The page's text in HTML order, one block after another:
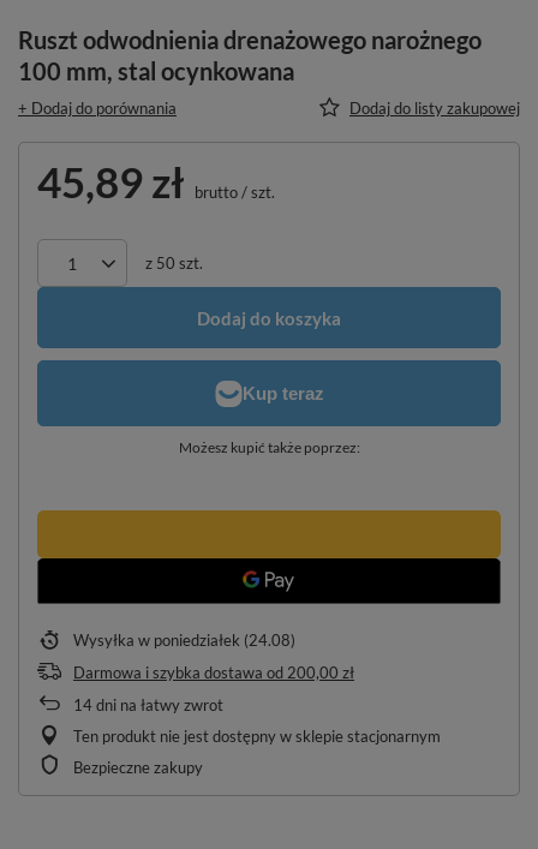
Ruszt odwodnienia drenażowego narożnego
100 mm, stal ocynkowana
+ Dodaj do porównania Dodaj do listy zakupowej
45,89 zł brutto/szt.
z 50 szt.
Dodaj do koszyka
Możesz kupić także poprzez:
Wysyłka w poniedziałek (24.08)
Darmowa i szybka dostawa od 200,00 zł
14dni na łatwy zwrot
Ten produkt nie jest dostępny w sklepie stacjonarnym
Bezpieczne zakupy